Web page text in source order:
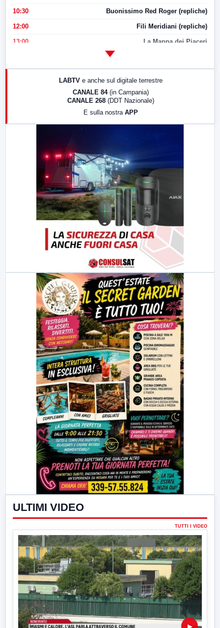
10:30 Buonissimo Red Roger (repliche)
12:00 Fili Meridiani (repliche)
13:00 La Mappa dei Piaceri
LABTV e anche sul digitale terrestre
CANALE 84 (in Campania)
CANALE 268 (DDT Nazionale)
E sulla nostra APP
ULTIMI VIDEO
TUTTI I VIDEO
▶